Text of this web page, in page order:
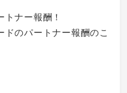
ナー報酬！
のパートナー報酬のこ